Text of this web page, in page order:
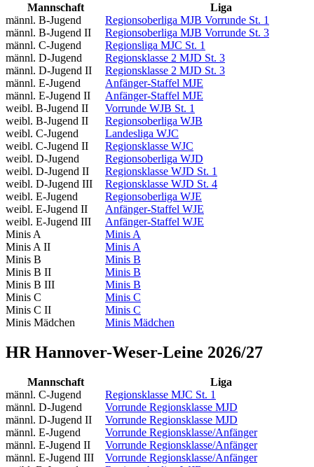
Mannschaft
Liga
männl. B-Jugend
Regionsoberliga MJB Vorrunde St. 1
männl. B-Jugend II
Regionsoberliga MJB Vorrunde St. 3
männl. C-Jugend
Regionsliga MJC St. 1
männl. D-Jugend
Regionsklasse 2 MJD St. 3
männl. D-Jugend II
Regionsklasse 2 MJD St. 3
männl. E-Jugend
Anfänger-Staffel MJE
männl. E-Jugend II
Anfänger-Staffel MJE
weibl. B-Jugend II
Vorrunde WJB St. 1
weibl. B-Jugend II
Regionsoberliga WJB
weibl. C-Jugend
Landesliga WJC
weibl. C-Jugend II
Regionsklasse WJC
weibl. D-Jugend
Regionsoberliga WJD
weibl. D-Jugend II
Regionsklasse WJD St. 1
weibl. D-Jugend III
Regionsklasse WJD St. 4
weibl. E-Jugend
Regionsoberliga WJE
weibl. E-Jugend II
Anfänger-Staffel WJE
weibl. E-Jugend III
Anfänger-Staffel WJE
Minis A
Minis A
Minis A II
Minis A
Minis B
Minis B
Minis B II
Minis B
Minis B III
Minis B
Minis C
Minis C
Minis C II
Minis C
Minis Mädchen
Minis Mädchen
HR Hannover-Weser-Leine 2026/27
Mannschaft
Liga
männl. C-Jugend
Regionsklasse MJC St. 1
männl. D-Jugend
Vorrunde Regionsklasse MJD
männl. D-Jugend II
Vorrunde Regionsklasse MJD
männl. E-Jugend
Vorrunde Regionsklasse/Anfänger
männl. E-Jugend II
Vorrunde Regionsklasse/Anfänger
männl. E-Jugend III
Vorrunde Regionsklasse/Anfänger